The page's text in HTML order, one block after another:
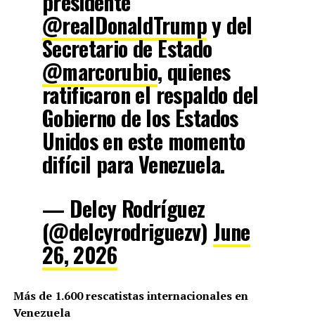
@realDonaldTrumpy del
Secretario de Estado
@marcorubio, quienes
ratificaron el respaldo del
Gobierno de los Estados
Unidos en este momento
difícil para Venezuela.
— Delcy Rodríguez
(@delcyrodriguezv) June
26, 2026
Más de 1.600 rescatistas internacionales en
Venezuela